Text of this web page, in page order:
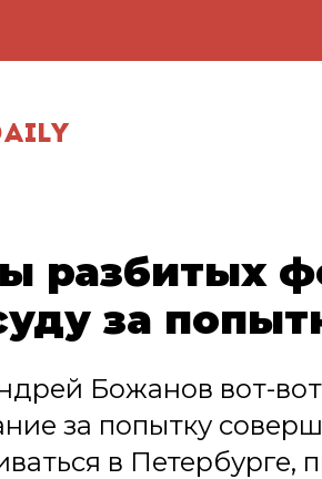
разбитых
за
Божанов вот-
за попытку
в Петербурге,